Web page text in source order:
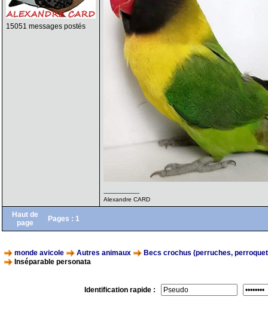
15051 messages postés
--------------------
Alexandre CARD
Haut de
page
Pages : 1
monde avicole Autres animaux
Becs crochus (perruches,
Inséparable personata
Identification rapide :